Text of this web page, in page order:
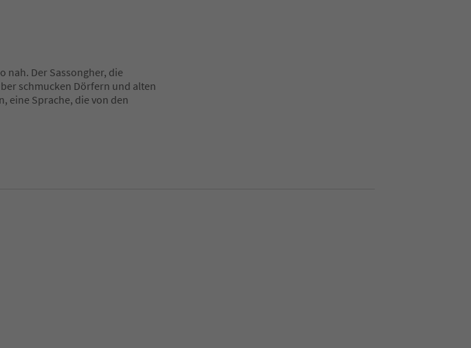
nah. Der Sassongher, die
schmucken Dörfern und alten
eine Sprache, die von den